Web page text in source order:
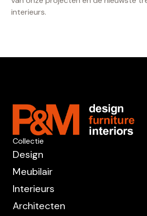
interieurs.
Collectie
Design
Meubilair
Interieurs
Architecten